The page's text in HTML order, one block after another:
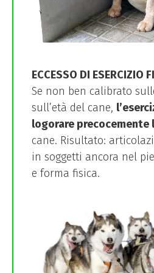
ECCESSO DI ESERCIZIO
Se non ben calibrato
sull’età del cane,
logorare
cane. Risultato:
in soggetti ancora nel
e forma fisica.